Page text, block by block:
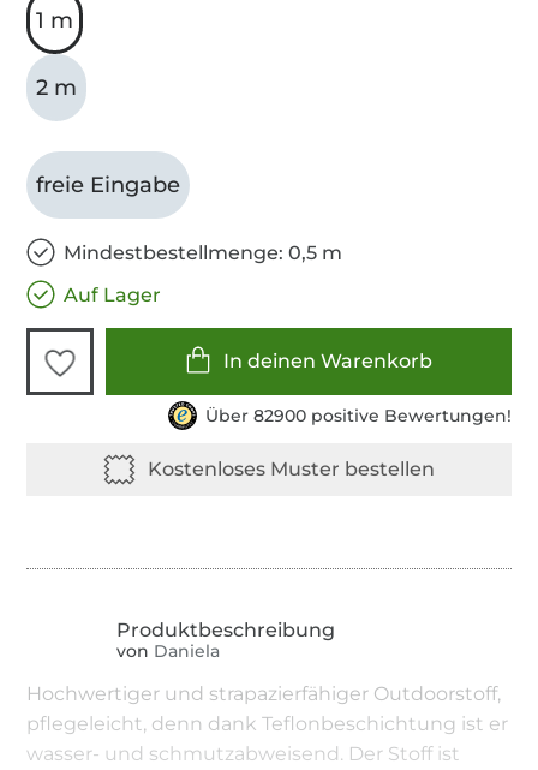
1 m
2 m
freie Eingabe
Mindestbestellmenge: 0,5 m
Auf Lager
In deinen Warenkorb
Über 82900 positive Bewertungen!
von Daniela
Hochwertiger und strapazierfähiger Outdoorstoff,
pflegeleicht, denn dank Teflonbeschichtung ist er
wasser- und schmutzabweisend. Der Stoff ist